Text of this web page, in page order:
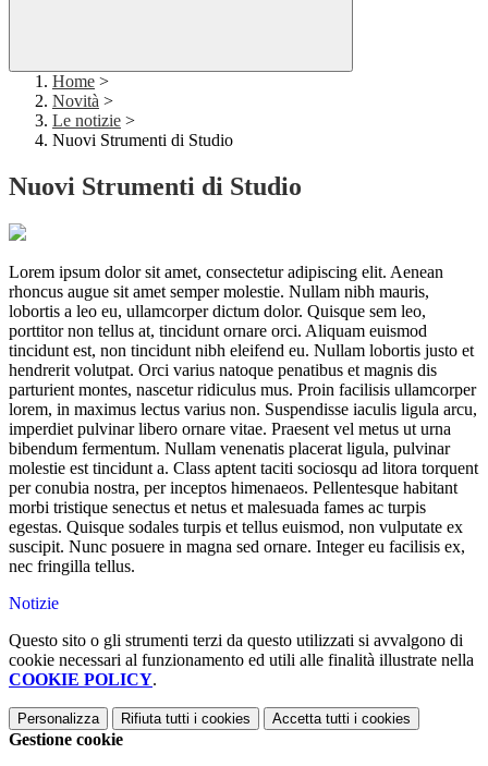
Home >
Novità >
Le notizie >
Nuovi Strumenti di Studio
Nuovi Strumenti di Studio
Lorem ipsum dolor sit amet, consectetur adipiscing elit. Aenean
rhoncus augue sit amet semper molestie. Nullam nibh mauris,
lobortis a leo eu, ullamcorper dictum dolor. Quisque sem leo,
porttitor non tellus at, tincidunt ornare orci. Aliquam euismod
tincidunt est, non tincidunt nibh eleifend eu. Nullam lobortis justo et
hendrerit volutpat. Orci varius natoque penatibus et magnis dis
parturient montes, nascetur ridiculus mus. Proin facilisis ullamcorper
lorem, in maximus lectus varius non. Suspendisse iaculis ligula arcu,
imperdiet pulvinar libero ornare vitae. Praesent vel metus ut urna
bibendum fermentum. Nullam venenatis placerat ligula, pulvinar
molestie est tincidunt a. Class aptent taciti sociosqu ad litora torquent
per conubia nostra, per inceptos himenaeos. Pellentesque habitant
morbi tristique senectus et netus et malesuada fames ac turpis
egestas. Quisque sodales turpis et tellus euismod, non vulputate ex
suscipit. Nunc posuere in magna sed ornare. Integer eu facilisis ex,
nec fringilla tellus.
Notizie
Questo sito o gli strumenti terzi da questo utilizzati si avvalgono di
cookie necessari al funzionamento ed utili alle finalità illustrate nella
COOKIE POLICY.
Personalizza Rifiuta tutti i cookies Accetta tutti i cookies
Gestione cookie